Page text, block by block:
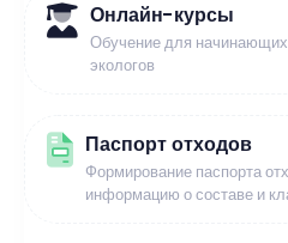
Онлайн-курсы
Обучение для
экологов
Паспорт отходов
Формирование паспорта
информацию о составе и